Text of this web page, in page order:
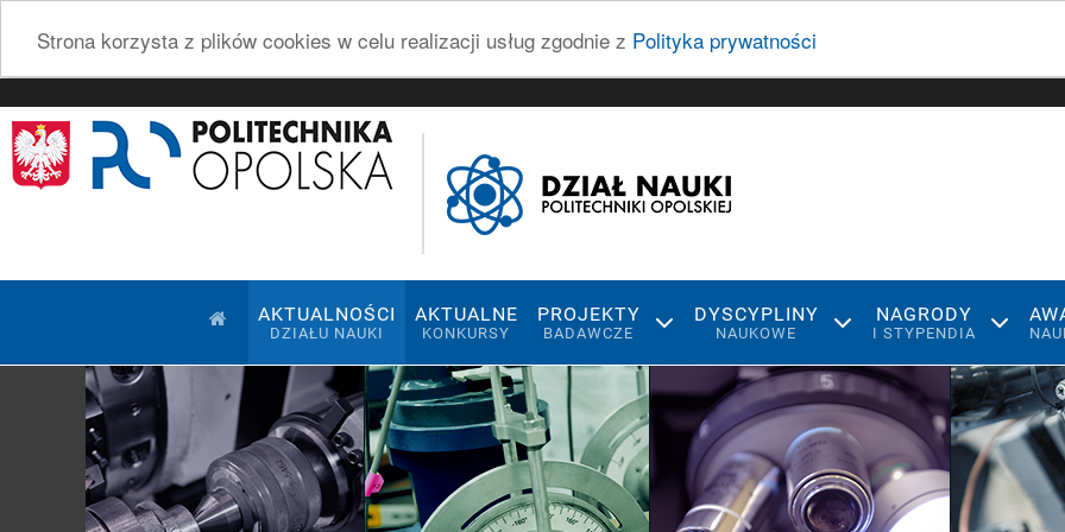
Strona korzysta z plików cookies w celu realizacji usług zgodnie z Polityka prywatności
AKTUALNOŚCI
DZIAŁU NAUKI
AKTUALNE
KONKURSY
PROJEKTY
BADAWCZE
DYSCYPLINY
NAUKOWE
NAGRODY
I STYPENDIA
Pokaz slajdów